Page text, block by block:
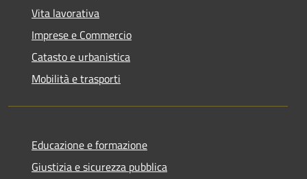
Vita lavorativa
Imprese e Commercio
Catasto e urbanistica
Mobilità e trasporti
Educazione e formazione
Giustizia e sicurezza pubblica